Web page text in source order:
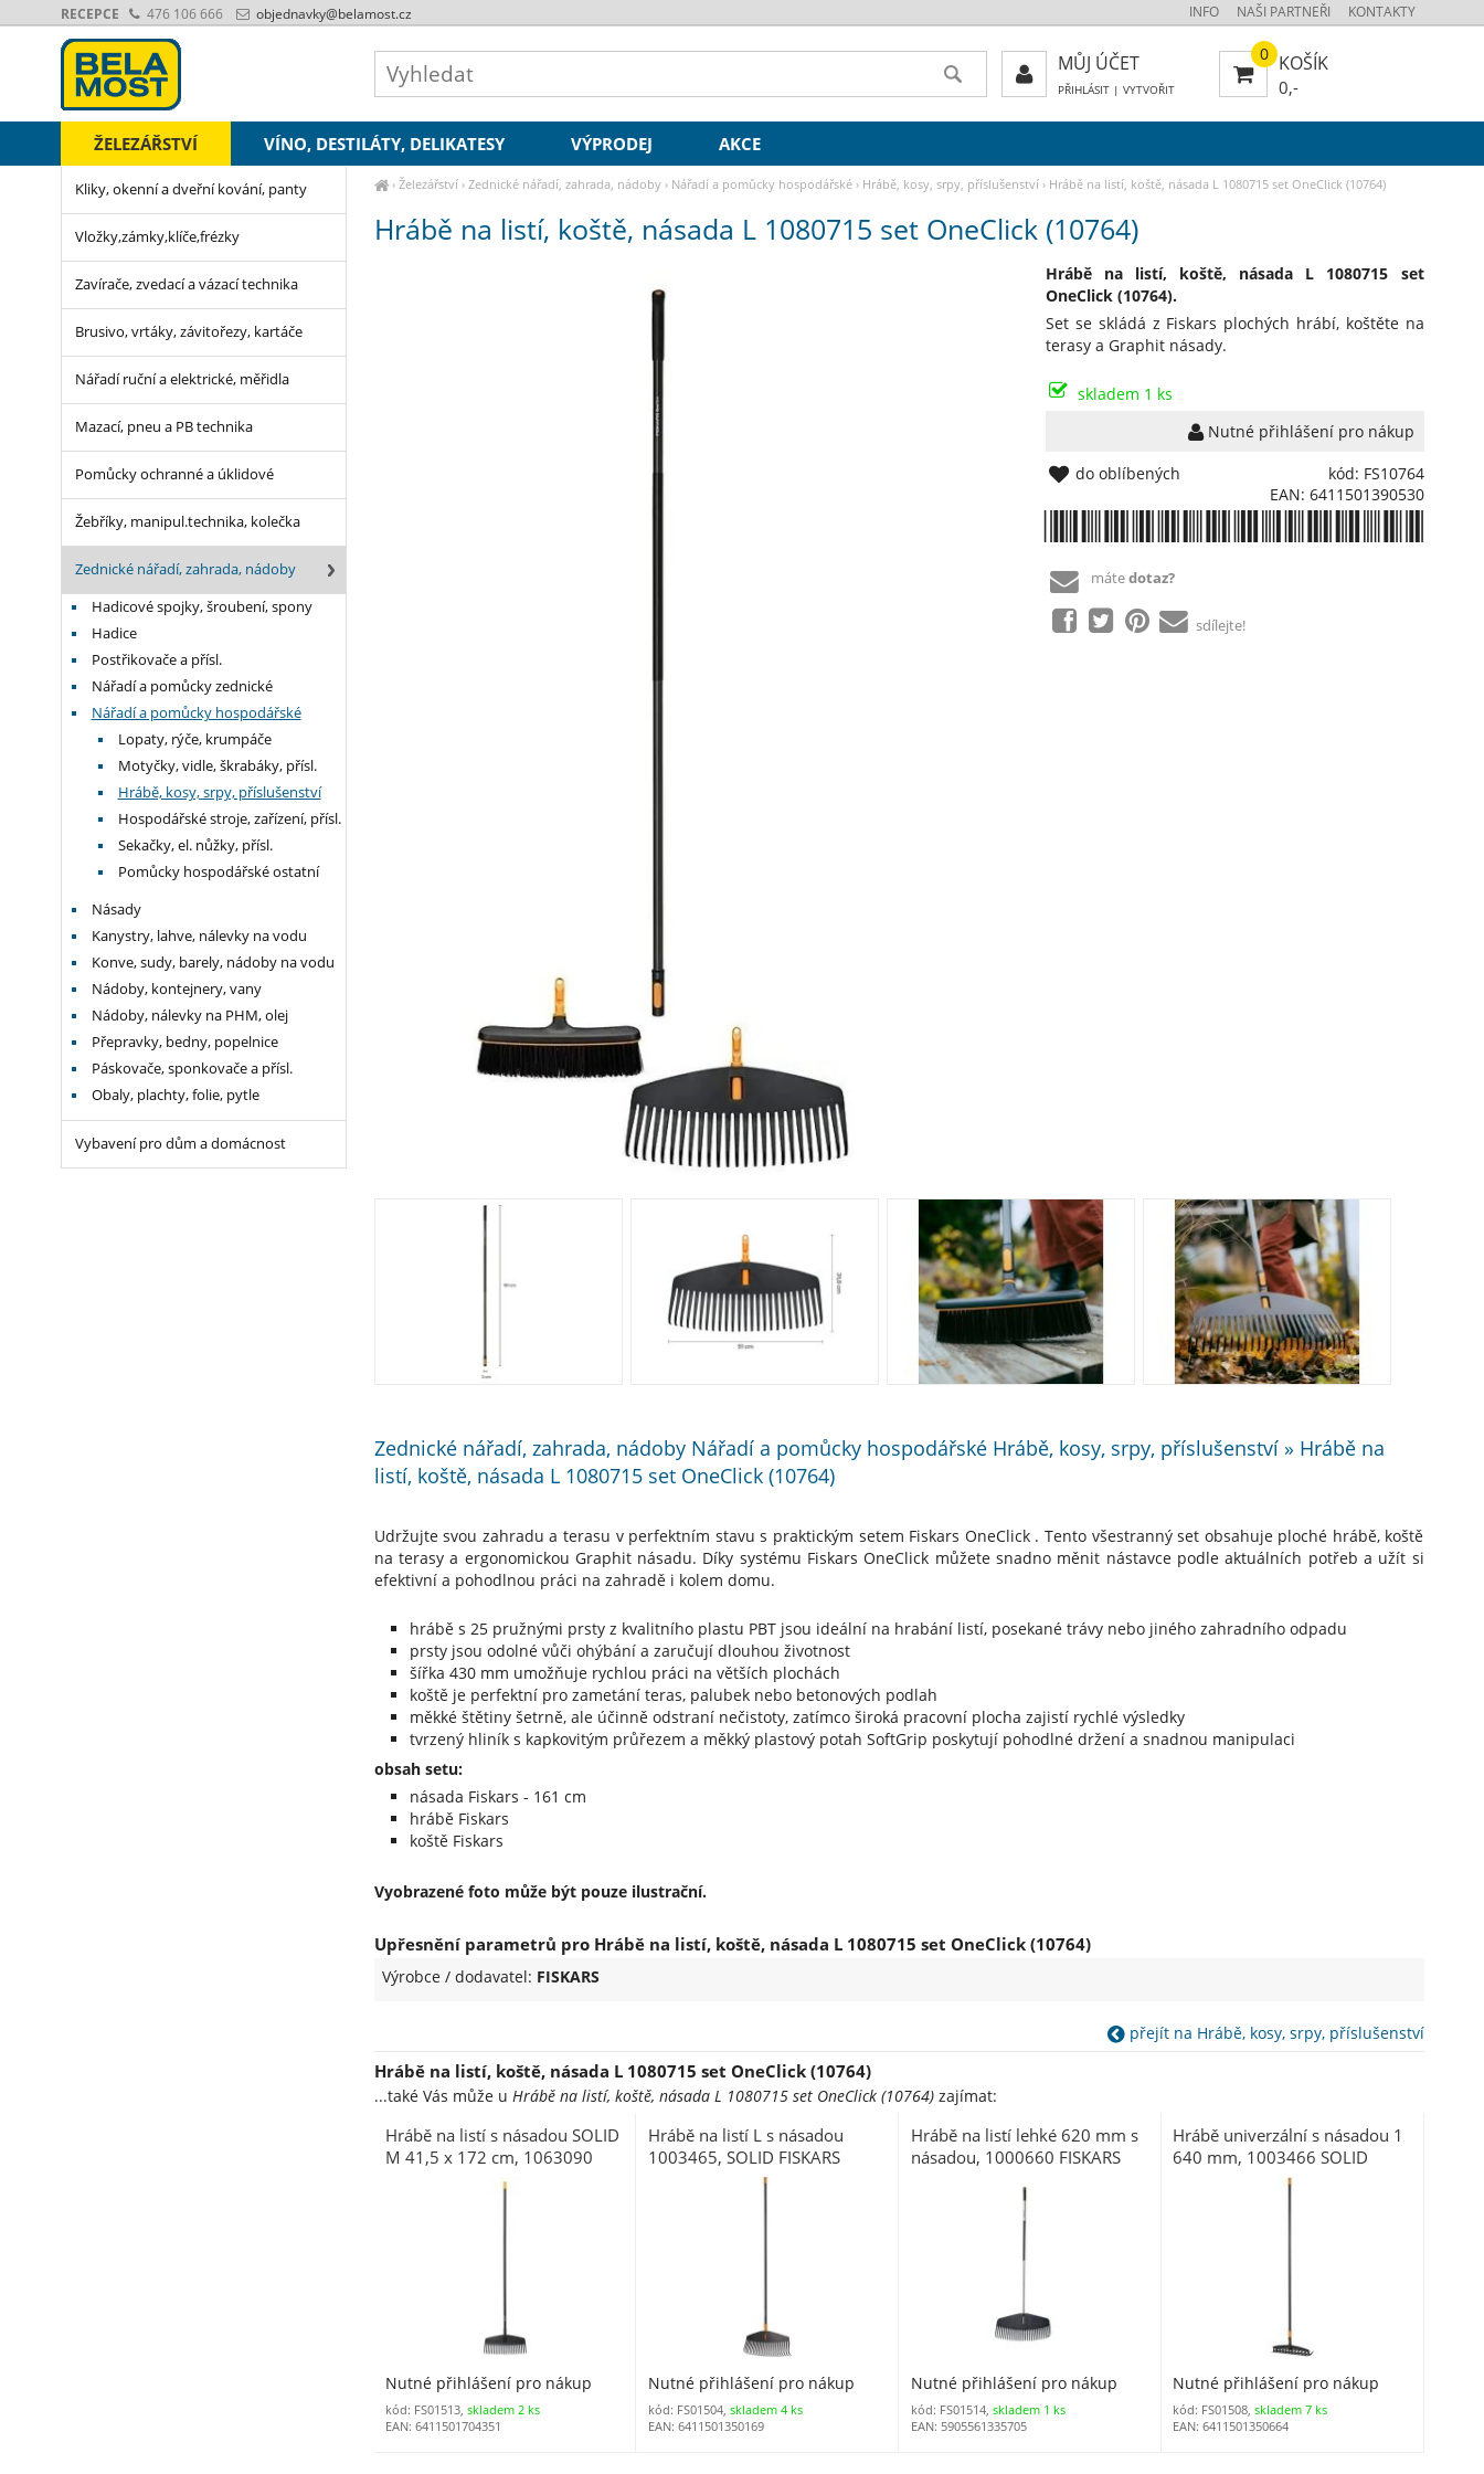
› Železářství› Zednické nářadí, zahrada, nádoby› Nářadí a pomůcky hospodářské› Hrábě, kosy, srpy, příslušenství› Hrábě na listí, koště, násada L 1080715 set OneClick (10764)
Hrábě na listí, koště, násada L 1080715 set OneClick (10764)
Hrábě na listí, koště, násada L 1080715 set
OneClick (10764).
Set se skládá z Fiskars plochých hrábí, koštěte na
terasy a Graphit násady.
skladem 1 ks
Nutné přihlášení pro nákup
kód: FS10764
EAN: 6411501390530
do oblíbených
mátedotaz?
sdílejte!
Zednické nářadí, zahrada, nádoby Nářadí a pomůcky hospodářské Hrábě, kosy, srpy, příslušenství » Hrábě na
listí, koště, násada L 1080715 set OneClick (10764)
Udržujte svou zahradu a terasu v perfektním stavu s praktickým setem Fiskars OneClick . Tento všestranný set obsahuje ploché hrábě, koště
na terasy a ergonomickou Graphit násadu. Díky systému Fiskars OneClick můžete snadno měnit nástavce podle aktuálních potřeb a užít si
efektivní a pohodlnou práci na zahradě i kolem domu.
hrábě s 25 pružnými prsty z kvalitního plastu PBT jsou ideální na hrabání listí, posekané trávy nebo jiného zahradního odpadu
prsty jsou odolné vůči ohýbání a zaručují dlouhou životnost
šířka 430 mm umožňuje rychlou práci na větších plochách
koště je perfektní pro zametání teras, palubek nebo betonových podlah
měkké štětiny šetrně, ale účinně odstraní nečistoty, zatímco široká pracovní plocha zajistí rychlé výsledky
tvrzený hliník s kapkovitým průřezem a měkký plastový potah SoftGrip poskytují pohodlné držení a snadnou manipulaci
obsah setu:
násada Fiskars - 161 cm
hrábě Fiskars
koště Fiskars
Vyobrazené foto může být pouze ilustrační.
Upřesnění parametrů pro Hrábě na listí, koště, násada L 1080715 set OneClick (10764)
Výrobce / dodavatel: FISKARS
přejít na Hrábě, kosy, srpy, příslušenství
Hrábě na listí, koště, násada L 1080715 set OneClick (10764)
...také Vás může u Hrábě na listí, koště, násada L 1080715 set OneClick (10764)zajímat:
Hrábě na listí s násadou SOLID
M 41,5 x 172 cm, 1063090
Nutné přihlášení pro nákup
kód: FS01513,skladem 2 ks
EAN: 6411501704351
Hrábě na listí L s násadou
1003465, SOLID FISKARS
Nutné přihlášení pro nákup
kód: FS01504, skladem 4 ks
EAN: 6411501350169
Hrábě na listí lehké 620 mm s
násadou, 1000660 FISKARS
Nutné přihlášení pro nákup
kód: FS01514, skladem 1 ks
EAN: 5905561335705
Hrábě univerzální s násadou 1
640 mm, 1003466 SOLID
Nutné přihlášení pro nákup
kód: FS01508,skladem 7 ks
EAN: 6411501350664
Kliky, okenní a dveřní kování, panty
Vložky,zámky,klíče,frézky
Zavírače, zvedací a vázací technika
Brusivo, vrtáky, závitořezy, kartáče
Nářadí ruční a elektrické, měřidla
Mazací, pneu a PB technika
Pomůcky ochranné a úklidové
Žebříky, manipul.technika, kolečka
Zednické nářadí, zahrada, nádoby
Hadicové spojky, šroubení, spony
Hadice
Postřikovače a přísl.
Nářadí a pomůcky zednické
Nářadí a pomůcky hospodářské
Lopaty, rýče, krumpáče
Motyčky, vidle, škrabáky, přísl.
Hrábě, kosy, srpy, příslušenství
Hospodářské stroje, zařízení, přísl.
Sekačky, el. nůžky, přísl.
Pomůcky hospodářské ostatní
Násady
Kanystry, lahve, nálevky na vodu
Konve, sudy, barely, nádoby na vodu
Nádoby, kontejnery, vany
Nádoby, nálevky na PHM, olej
Přepravky, bedny, popelnice
Páskovače, sponkovače a přísl.
Obaly, plachty, folie, pytle
Vybavení pro dům a domácnost
ŽELEZÁŘSTVÍ VÍNO, DESTILÁTY, DELIKATESY VÝPRODEJ AKCE
INFO NAŠI PARTNEŘI KONTAKTY
RECEPCE 476 106 666 objednavky@belamost.cz
0 KOŠÍK
0,-
MŮJ ÚČET
PŘIHLÁSIT| VYTVOŘIT